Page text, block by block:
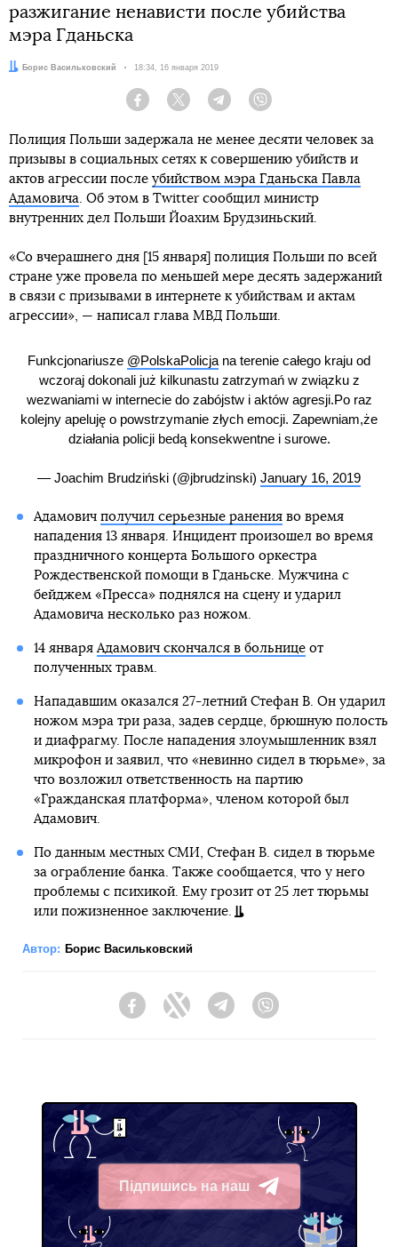
разжигание ненависти после убийства
мэра Гданьска
Автор:Борис Васильковский Дата:
18:34, 16 января 2019
Facebook Twitter Telegram
Полиция Польши задержала не менее десяти человек за
призывы в социальных сетях к совершению убийств и
актов агрессии после убийством мэра Гданьска Павла
Адамовича. Об этом в Twitter сообщил министр
внутренних дел Польши Йоахим Брудзиньский.
«Со вчерашнего дня [15 января] полиция Польши по всей
стране уже провела по меньшей мере десять задержаний
в связи с призывами в интернете к убийствам и актам
агрессии», — написал глава МВД Польши.
Funkcjonariusze @PolskaPolicja na terenie całego kraju od
wczoraj dokonali już kilkunastu zatrzymań w związku z
wezwaniami w internecie do zabójstw i aktów agresji.Po raz
kolejny apeluję o powstrzymanie złych emocji. Zapewniam,że
działania policji bedą konsekwentne i surowe.
— Joachim Brudziński (@jbrudzinski) January 16, 2019
Адамович получил серьезные раненияво время
нападения 13 января. Инцидент произошел во время
праздничного концерта Большого оркестра
Рождественской помощи в Гданьске. Мужчина с
бейджем «Пресса» поднялся на сцену и ударил
Адамовича несколько раз ножом.
14 январяАдамович скончался в больницеот
полученных травм.
Нападавшим оказался 27-летний Стефан В. Он ударил
ножом мэра три раза, задев сердце, брюшную полость
и диафрагму. После нападения злоумышленник взял
микрофон и заявил, что «невинно сидел в тюрьме», за
что возложил ответственность на партию
«Гражданская платформа», членом которой был
Адамович.
По данным местных СМИ, Стефан В. сидел в тюрьме
за ограбление банка. Также сообщается, что у него
проблемы с психикой. Ему грозит от 25 лет тюрьмы
или пожизненное заключение.
Автор: Борис Васильковский
FacebookTwitter Telegram
Підпишись на наш
Telegram